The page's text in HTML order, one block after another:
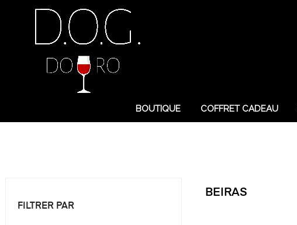
BOUTIQUE COFFRET CADEAU
FILTRER PAR
BEIRAS